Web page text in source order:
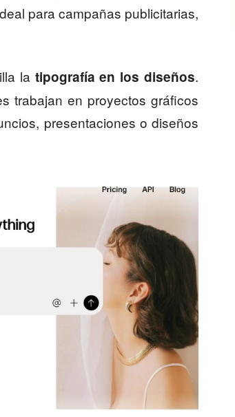
para campañas publicitarias,
la tipografía en los diseños.
trabajan en proyectos gráficos
presentaciones o diseños